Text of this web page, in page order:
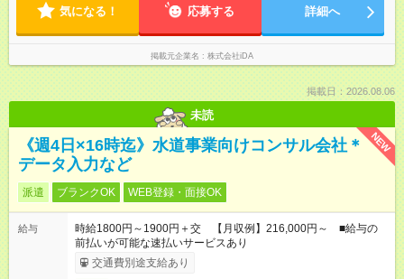
気になる！ 応募する 詳細へ
掲載元企業名 株式会社iDA
掲載日：2026.08.06
未読
NEW
《週4日×16時迄》水道事業向けコンサル会社＊
データ入力など
派遣 ブランクOK WEB登録・面接OK
給与
時給1800円～1900円＋交 【月収例】216,000円～ ■給与の
前払いが可能な速払いサービスあり
交通費別途支給あり